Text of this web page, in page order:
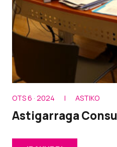
OTS 6 · 2024 | ASTIKO
Astigarraga